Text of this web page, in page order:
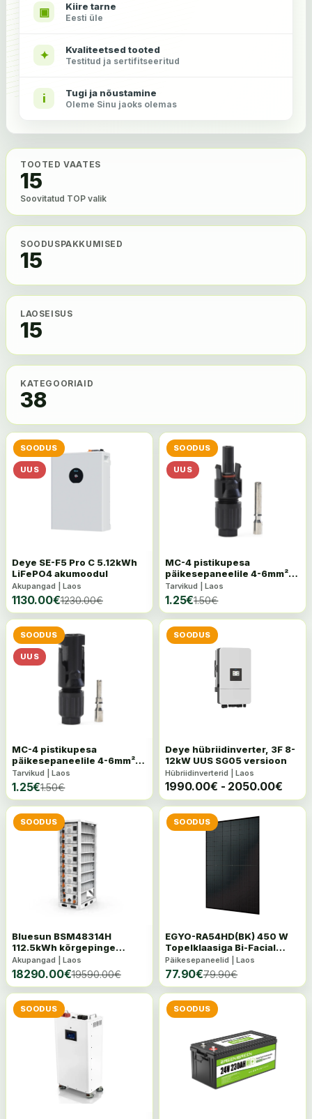
▣ Kiire tarne
Eesti üle
✦ Kvaliteetsed tooted
Testitud ja sertifitseeritud
i Tugi ja nõustamine
Oleme Sinu jaoks olemas
TOOTED VAATES
15
Soovitatud TOP valik
SOODUSPAKKUMISED
15
LAOSEISUS
15
KATEGOORIAID
38
SOODUS
UUS
Deye SE-F5 Pro C 5.12kWh
LiFePO4 akumoodul
Akupangad | Laos
1130.00€1230.00€
SOODUS
UUS
MC-4 pistikupesa
päikesepaneelile 4-6mm²
1500VDC, IP68 isane
Tarvikud | Laos
1.25€1.50€
SOODUS
UUS
MC-4 pistikupesa
päikesepaneelile 4-6mm²
1500VDC, IP68 emane
Tarvikud | Laos
1.25€1.50€
SOODUS
Deye hübriidinverter, 3F 8-
12kW UUS SG05 versioon
Hübriidinverterid | Laos
1990.00€ - 2050.00€
SOODUS
Bluesun BSM48314H
112.5kWh kõrgepinge
akupank
Akupangad | Laos
18290.00€19590.00€
SOODUS
EGYO-RA54HD(BK) 450 W
Topelklaasiga Bi-Facial
päikesepaneel
Päikesepaneelid | Laos
77.90€79.90€
SOODUS SOODUS